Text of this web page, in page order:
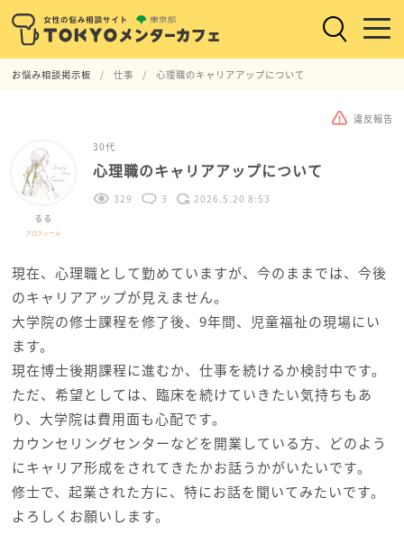
お悩み相談掲示板 仕事 心理職のキャリアアップについて
違反報告
るる
プロフィール
30代
心理職のキャリアアップについて
329 3 2026.5.20 8:53
現在、心理職として勤めていますが、今のままでは、今後
のキャリアアップが見えません。
大学院の修士課程を修了後、9年間、児童福祉の現場にい
ます。
現在博士後期課程に進むか、仕事を続けるか検討中です。
ただ、希望としては、臨床を続けていきたい気持ちもあ
り、大学院は費用面も心配です。
カウンセリングセンターなどを開業している方、どのよう
にキャリア形成をされてきたかお話うかがいたいです。
修士で、起業された方に、特にお話を聞いてみたいです。
よろしくお願いします。